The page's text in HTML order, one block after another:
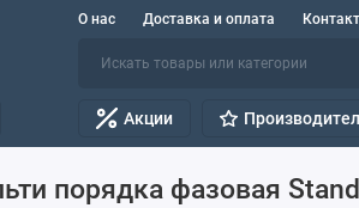
О нас Доставка и оплата
Акции
порядка фазовая